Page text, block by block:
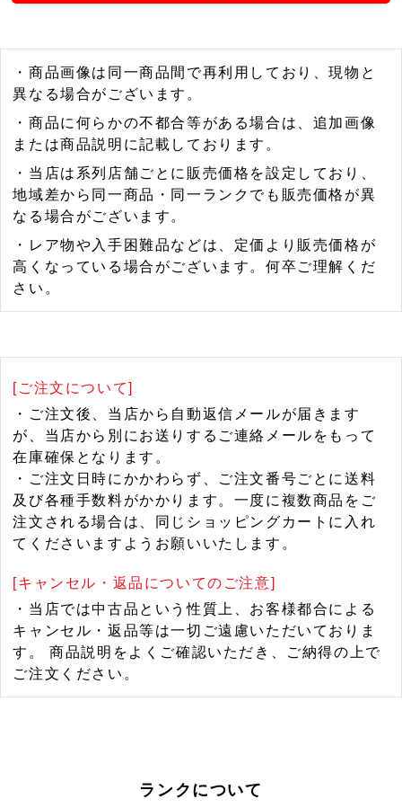
・商品画像は同一商品間で再利用しており、現物と
異なる場合がございます。
・商品に何らかの不都合等がある場合は、追加画像
または商品説明に記載しております。
・当店は系列店舗ごとに販売価格を設定しており、
地域差から同一商品・同一ランクでも販売価格が異
なる場合がございます。
・レア物や入手困難品などは、定価より販売価格が
高くなっている場合がございます。何卒ご理解くだ
さい。
[ご注文について]
・ご注文後、当店から自動返信メールが届きます
が、当店から別にお送りするご連絡メールをもって
在庫確保となります。
・ご注文日時にかかわらず、ご注文番号ごとに送料
及び各種手数料がかかります。一度に複数商品をご
注文される場合は、同じショッピングカートに入れ
てくださいますようお願いいたします。
[キャンセル・返品についてのご注意]
・当店では中古品という性質上、お客様都合による
キャンセル・返品等は一切ご遠慮いただいておりま
す。 商品説明をよくご確認いただき、ご納得の上で
ご注文ください。
ランクについて